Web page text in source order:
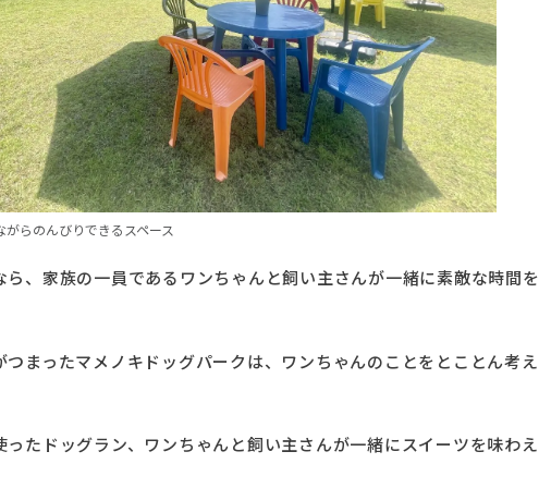
らのんびりできるスペース
ら、家族の一員であるワンちゃんと飼い主さんが一緒に素敵な時間を
まったマメノキドッグパークは、ワンちゃんのことをとことん考え
たドッグラン、ワンちゃんと飼い主さんが一緒にスイーツを味わえ